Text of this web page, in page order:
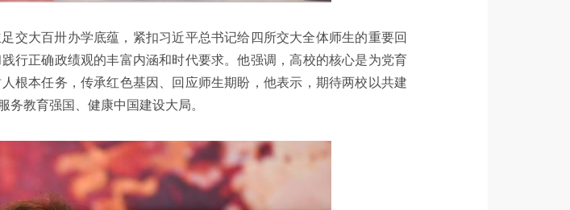
交大百卅办学底蕴，紧扣习近平总书记给四所交大全体师生的重要回
行正确政绩观的丰富内涵和时代要求。他强调，高校的核心是为党育
根本任务，传承红色基因、回应师生期盼，他表示，期待两校以共建
教育强国、健康中国建设大局。